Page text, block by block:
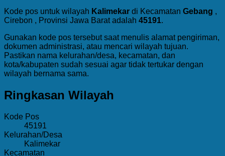
Kode pos untuk wilayah Kalimekar di Kecamatan Gebang ,
Cirebon , Provinsi Jawa Barat adalah 45191.
Gunakan kode pos tersebut saat menulis alamat pengiriman,
dokumen administrasi, atau mencari wilayah tujuan.
Pastikan nama kelurahan/desa, kecamatan, dan
kota/kabupaten sudah sesuai agar tidak tertukar dengan
wilayah bernama sama.
Ringkasan Wilayah
Kode Pos
45191
Kelurahan/Desa
Kalimekar
Kecamatan